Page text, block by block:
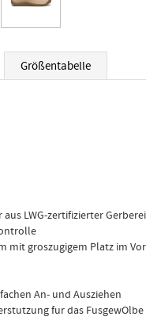
Größentabelle
LWG-zertifizierter Gerberei
mit groszugigem Platz im
An- und Ausziehen
fur das